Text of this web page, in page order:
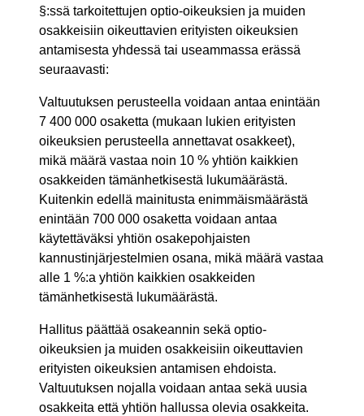
§:ssä tarkoitettujen optio-oikeuksien ja muiden
osakkeisiin oikeuttavien erityisten oikeuksien
antamisesta yhdessä tai useammassa erässä
seuraavasti:
Valtuutuksen perusteella voidaan antaa enintään
7 400 000 osaketta (mukaan lukien erityisten
oikeuksien perusteella annettavat osakkeet),
mikä määrä vastaa noin 10 % yhtiön kaikkien
osakkeiden tämänhetkisestä lukumäärästä.
Kuitenkin edellä mainitusta enimmäismäärästä
enintään 700 000 osaketta voidaan antaa
käytettäväksi yhtiön osakepohjaisten
kannustinjärjestelmien osana, mikä määrä vastaa
alle 1 %:a yhtiön kaikkien osakkeiden
tämänhetkisestä lukumäärästä.
Hallitus päättää osakeannin sekä optio-
oikeuksien ja muiden osakkeisiin oikeuttavien
erityisten oikeuksien antamisen ehdoista.
Valtuutuksen nojalla voidaan antaa sekä uusia
osakkeita että yhtiön hallussa olevia osakkeita.